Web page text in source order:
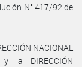
N° 417/92 de
NACIONAL
y la DIRECCIÓN